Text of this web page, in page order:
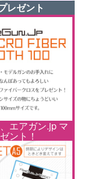
レゼント
エアガン.jp マ
ント！